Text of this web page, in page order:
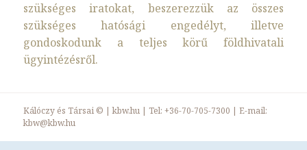
szükséges iratokat, beszerezzük az összes
szükséges hatósági engedélyt, illetve
gondoskodunk a teljes körű földhivatali
ügyintézésről.
Kálóczy és Társai © |kbw.hu | Tel:+36-70-705-7300 | E-mail:
kbw@kbw.hu